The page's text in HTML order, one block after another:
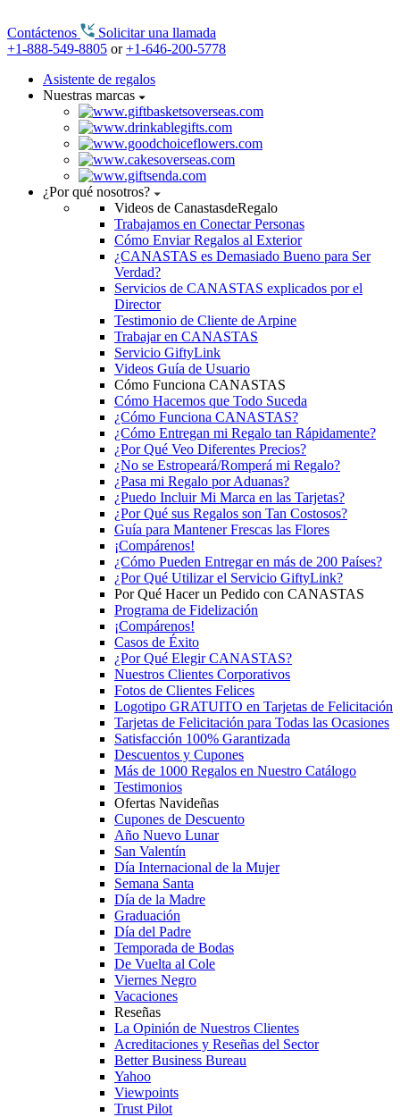
Contáctenos
Solicitar una llamada
+1-888-549-8805 or+1-646-200-5778
Asistente de regalos
Nuestras marcas
¿Por qué nosotros?
Videos de CanastasdeRegalo
Trabajamos en Conectar Personas
Cómo Enviar Regalos al Exterior
¿CANASTAS es Demasiado Bueno para Ser
Verdad?
Servicios de CANASTAS explicados por el
Director
Testimonio de Cliente de Arpine
Trabajar en CANASTAS
Servicio GiftyLink
Videos Guía de Usuario
Cómo Funciona CANASTAS
Cómo Hacemos que Todo Suceda
¿Cómo Funciona CANASTAS?
¿Cómo Entregan mi Regalo tan Rápidamente?
¿Por Qué Veo Diferentes Precios?
¿No se Estropeará/Romperá mi Regalo?
¿Pasa mi Regalo por Aduanas?
¿Puedo Incluir Mi Marca en las Tarjetas?
¿Por Qué sus Regalos son Tan Costosos?
Guía para Mantener Frescas las Flores
¡Compárenos!
¿Cómo Pueden Entregar en más de 200 Países?
¿Por Qué Utilizar el Servicio GiftyLink?
Por Qué Hacer un Pedido con CANASTAS
Programa de Fidelización
¡Compárenos!
Casos de Éxito
¿Por Qué Elegir CANASTAS?
Nuestros Clientes Corporativos
Fotos de Clientes Felices
Logotipo GRATUITO en Tarjetas de Felicitación
Tarjetas de Felicitación para Todas las Ocasiones
Satisfacción 100% Garantizada
Descuentos y Cupones
Más de 1000 Regalos en Nuestro Catálogo
Testimonios
Ofertas Navideñas
Cupones de Descuento
Año Nuevo Lunar
San Valentín
Día Internacional de la Mujer
Semana Santa
Día de la Madre
Graduación
Día del Padre
Temporada de Bodas
De Vuelta al Cole
Viernes Negro
Vacaciones
Reseñas
La Opinión de Nuestros Clientes
Acreditaciones y Reseñas del Sector
Better Business Bureau
Yahoo
Viewpoints
Trust Pilot